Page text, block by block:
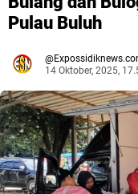
Pulau Buluh
14 Oktober, 2025,